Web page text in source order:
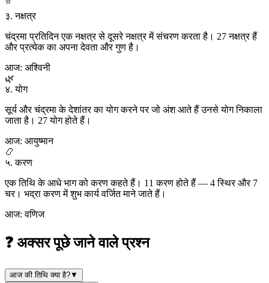
३. नक्षत्र
चंद्रमा प्रतिदिन एक नक्षत्र से दूसरे नक्षत्र में संचरण करता है। 27 नक्षत्र हैं
और प्रत्येक का अपना देवता और गुण है।
आज: अश्विनी
🌿
४. योग
सूर्य और चंद्रमा के देशांतर का योग करने पर जो अंश आते हैं उनसे योग निकाला
जाता है। 27 योग होते हैं।
आज: आयुष्मान
📿
५. करण
एक तिथि के आधे भाग को करण कहते हैं। 11 करण होते हैं — 4 स्थिर और 7
चर। भद्रा करण में शुभ कार्य वर्जित माने जाते हैं।
आज: वणिज
❓ अक्सर पूछे जाने वाले प्रश्न
आज की तिथि क्या है?▼